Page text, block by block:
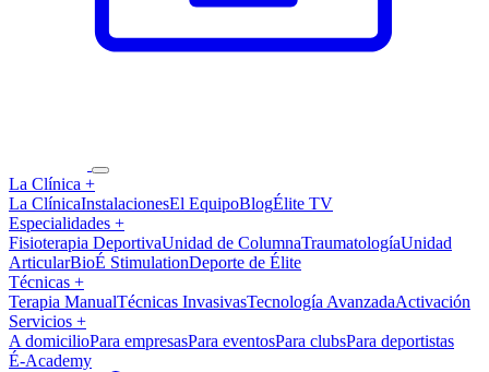
La Clínica +
La ClínicaInstalacionesEl EquipoBlogÉlite TV
Especialidades +
Fisioterapia DeportivaUnidad de ColumnaTraumatologíaUnidad
ArticularBioÉ StimulationDeporte de Élite
Técnicas +
Terapia ManualTécnicas InvasivasTecnología AvanzadaActivación
Servicios +
A domicilioPara empresasPara eventosPara clubsPara deportistas
É-Academy